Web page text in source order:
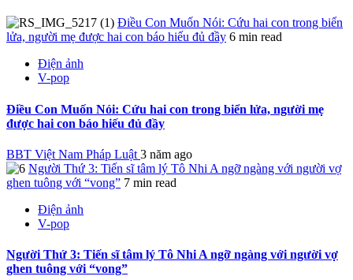
Điều Con Muốn Nói: Cứu hai con trong biển
lửa, người mẹ được hai con báo hiếu đủ đầy 6 min read
Điện ảnh
V-pop
Điều Con Muốn Nói: Cứu hai con trong biển lửa, người mẹ
được hai con báo hiếu đủ đầy
BBT Việt Nam Pháp Luật 3 năm ago
Người Thứ 3: Tiến sĩ tâm lý Tô Nhi A ngỡ ngàng với người vợ
ghen tuông với “vong” 7 min read
Điện ảnh
V-pop
Người Thứ 3: Tiến sĩ tâm lý Tô Nhi A ngỡ ngàng với người vợ
ghen tuông với “vong”